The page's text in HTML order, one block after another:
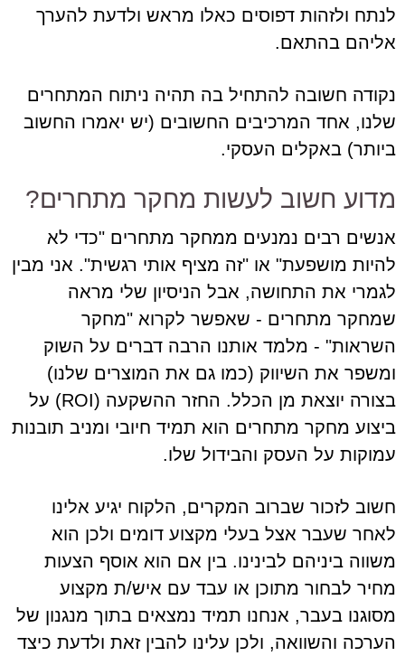
לנתח ולזהות דפוסים כאלו מראש ולדעת להערך
אליהם בהתאם.
נקודה חשובה להתחיל בה תהיה ניתוח המתחרים
שלנו, אחד המרכיבים החשובים (יש יאמרו החשוב
ביותר) באקלים העסקי.
מדוע חשוב לעשות מחקר מתחרים?
אנשים רבים נמנעים ממחקר מתחרים "כדי לא
להיות מושפעת" או "זה מציף אותי רגשית". אני מבין
לגמרי את התחושה, אבל הניסיון שלי מראה
שמחקר מתחרים - שאפשר לקרוא "מחקר
השראות" - מלמד אותנו הרבה דברים על השוק
ומשפר את השיווק (כמו גם את המוצרים שלנו)
בצורה יוצאת מן הכלל. החזר ההשקעה (ROI) על
ביצוע מחקר מתחרים הוא תמיד חיובי ומניב תובנות
עמוקות על העסק והבידול שלו.
חשוב לזכור שברוב המקרים, הלקוח יגיע אלינו
לאחר שעבר אצל בעלי מקצוע דומים ולכן הוא
משווה ביניהם לבינינו. בין אם הוא אוסף הצעות
מחיר לבחור מתוכן או עבד עם איש/ת מקצוע
מסוגנו בעבר, אנחנו תמיד נמצאים בתוך מנגנון של
הערכה והשוואה, ולכן עלינו להבין זאת ולדעת כיצד